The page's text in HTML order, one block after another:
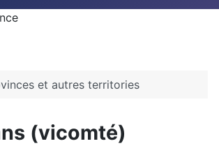
et autres territories
(vicomté)